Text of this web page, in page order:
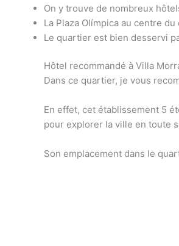
On y trouve de nombreux
La Plaza Olímpica au centre
Le quartier est bien desservi
Hôtel recommandé à Villa
Dans ce quartier, je vous
En effet, cet établissement 5
pour explorer la ville en toute
Son emplacement dans le